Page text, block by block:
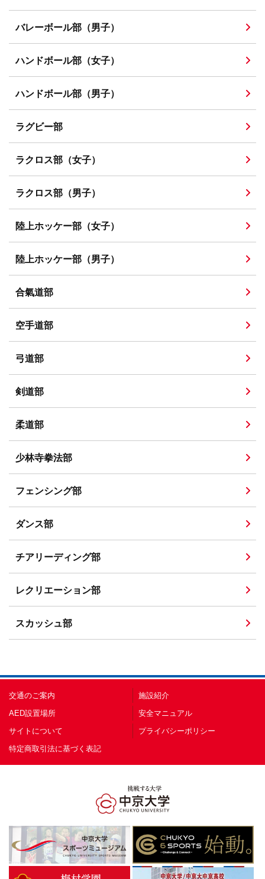
バレーボール部（男子）
ハンドボール部（女子）
ハンドボール部（男子）
ラグビー部
ラクロス部（女子）
ラクロス部（男子）
陸上ホッケー部（女子）
陸上ホッケー部（男子）
合氣道部
空手道部
弓道部
剣道部
柔道部
少林寺拳法部
フェンシング部
ダンス部
チアリーディング部
レクリエーション部
スカッシュ部
交通のご案内
施設紹介
AED設置場所
安全マニュアル
サイトについて
プライバシーポリシー
特定商取引法に基づく表記